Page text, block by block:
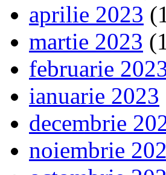
aprilie 2023
martie 2023
februarie
ianuarie 2023
decembrie
noiembrie